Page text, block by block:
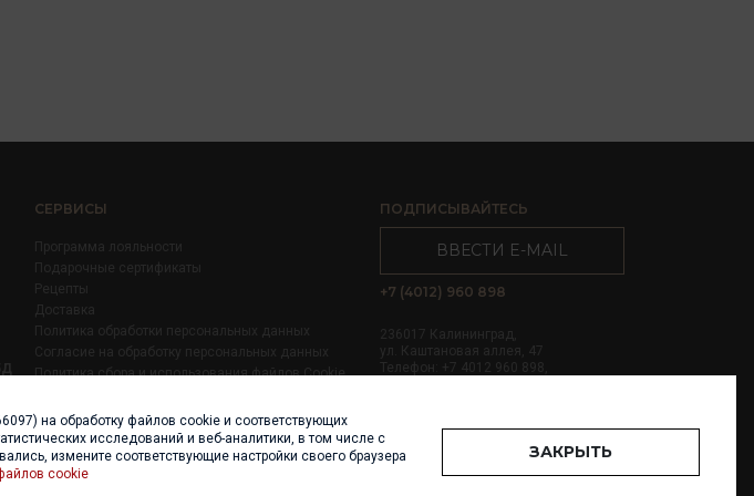
СЕРВИСЫ
Программа лояльности
Подарочные сертификаты
Рецепты
Доставка
Политика обработки персональных данных
Согласие на обработку персональных данных
Политика сбора и использования файлов Cookie
ПОДПИСЫВАЙТЕСЬ
ВВЕСТИ E-MAIL
+7 (4012) 960 898
236017 Калининград,
ул. Каштановая аллея, 47
Телефон: +7 4012 960 898,
на обработку файлов cookie и соответствующих
исследований и веб-аналитики, в том числе с
измените соответствующие настройки своего браузера
cookie
ЗАКРЫТЬ